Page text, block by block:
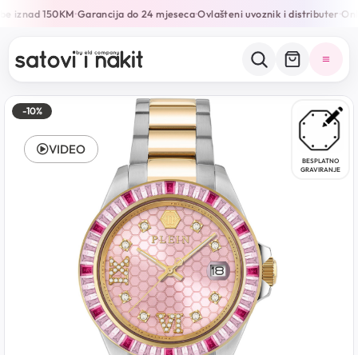
iznad 150KM•Garancija do 24 mjeseca•Ovlašteni uvoznik i distributer•
-10%
BESPLATNO
GRAVIRANJE
VIDEO